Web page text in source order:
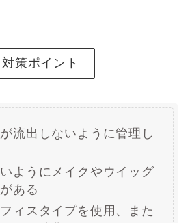
策ポイント
流出しないように管理し
ようにメイクやウイッグ
ある
ィスタイプを使用、また